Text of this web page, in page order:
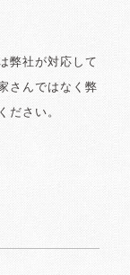
弊社が対応して
さんではなく弊
ださい。